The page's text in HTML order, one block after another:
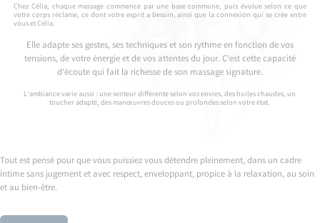
Chez Célia, chaque massage commence par une base commune, puis évolue selon ce que
votre corps réclame, ce dont votre esprit a besoin, ainsi que la connexion qui se crée entre
vous et Célia.
Elle adapte ses gestes, ses techniques et son rythme en fonction de vos
tensions, de votre énergie et de vos attentes du jour. C’est cette capacité
d’écoute qui fait la richesse de son massage signature.
L’ambiance varie aussi : une senteur différente selon vos envies, des huiles chaudes, un
toucher adapté, des manœuvres douces ou profondes selon votre état.
Tout est pensé pour que vous puissiez vous détendre pleinement, dans un cadre
intime sans jugement et avec respect, enveloppant, propice à la relaxation, au soin
et au bien-être.